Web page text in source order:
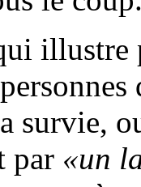
illustre
survie,
par «un